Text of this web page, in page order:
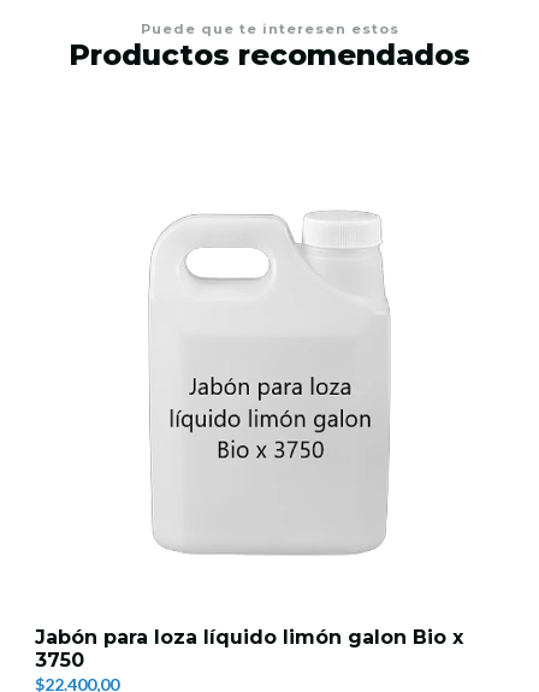
Puede que te interesen estos
Productos recomendados
Jabón para loza líquido limón galon Bio x
3750
$22.400,00